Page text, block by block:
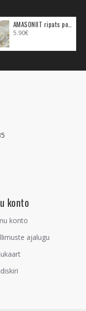
5.90€
konto
konto
ajalugu